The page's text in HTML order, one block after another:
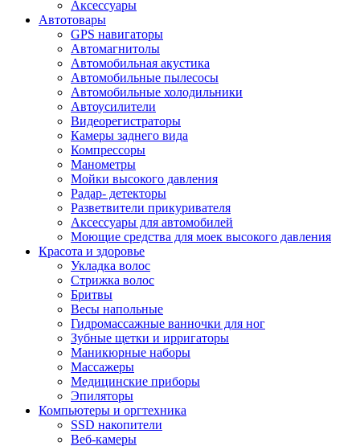
Аксессуары
Автотовары
GPS навигаторы
Автомагнитолы
Автомобильная акустика
Автомобильные пылесосы
Автомобильные холодильники
Автоусилители
Видеорегистраторы
Камеры заднего вида
Компрессоры
Манометры
Мойки высокого давления
Радар- детекторы
Разветвители прикуривателя
Аксессуары для автомобилей
Моющие средства для моек высокого давления
Красота и здоровье
Укладка волос
Стрижка волос
Бритвы
Весы напольные
Гидромассажные ванночки для ног
Зубные щетки и ирригаторы
Маникюрные наборы
Массажеры
Медицинские приборы
Эпиляторы
Компьютеры и оргтехника
SSD накопители
Веб-камеры